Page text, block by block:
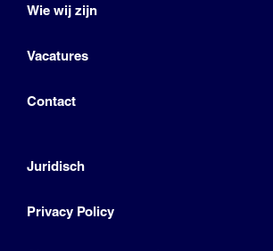
Wie wij zijn
Vacatures
Contact
Juridisch
Privacy Policy